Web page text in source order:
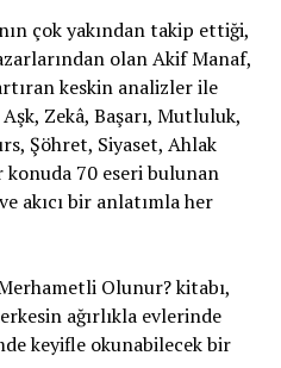
çok yakından takip ettiği,
olan Akif Manaf,
keskin analizler ile
Zekâ, Başarı, Mutluluk,
Şöhret, Siyaset, Ahlak
konuda 70 eseri bulunan
akıcı bir anlatımla her
Olunur? kitabı,
ağırlıkla evlerinde
keyifle okunabilecek bir